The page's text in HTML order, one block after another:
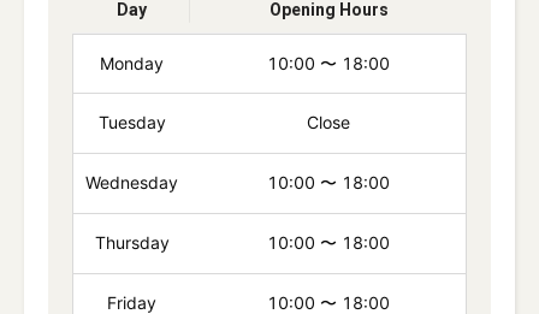
Day Opening Hours
Monday 10:00 〜 18:00
Tuesday Close
Wednesday 10:00 〜 18:00
Thursday 10:00 〜 18:00
Friday 10:00 〜 18:00